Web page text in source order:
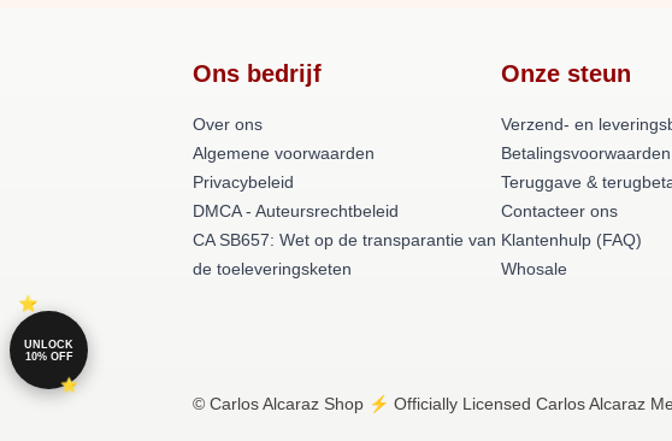
Ons bedrijf
Over ons
Algemene voorwaarden
Privacybeleid
DMCA - Auteursrechtbeleid
CA SB657: Wet op de transparantie van
de toeleveringsketen
Onze steun
Verzend- en
Betalingsvoorwaarden
Teruggave &
Contacteer ons
Klantenhulp (FAQ)
Whosale
© Carlos Alcaraz Shop ⚡️ Officially Licensed Carlos Alcaraz
UNLOCK
10% OFF